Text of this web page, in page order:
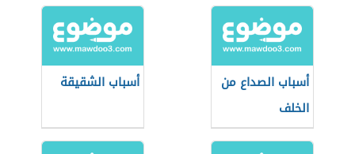
أسباب الصداع من
الخلف
أسباب الشقيقة